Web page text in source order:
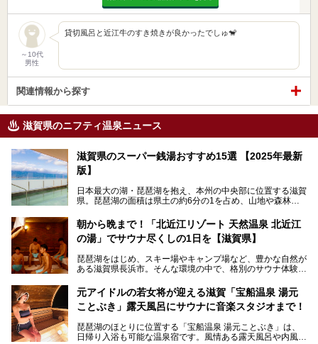
～10代
男性
貸切風呂と近江牛のすき焼きが良かったでしゅ🐒
関連情報から探す
滋賀県のニフティ温泉ニュース
滋賀県のスーパー銭湯おすすめ15選 【2025年最新
版】
日本最大の湖・琵琶湖を抱え、本州の中央部に位置する滋賀
県。琵琶湖の面積は県土の約6分の1を占め、山地や森林部
して栄え、県内には世界遺産の比叡山延暦寺、天守が国宝に
指定されている彦根城、国の特別史跡の安土城跡など、多数
の史跡があります。
琵琶湖の雄大な景色を眺めながら入れる施設もありますよ。
朝から晩まで！「北近江リゾート 天然温泉 北近江
の湯」でサウナ尽くしの1日を【滋賀県】
琵琶湖をはじめ、スキー場やキャンプ場など、豊かな自然が
ある滋賀県長浜市。そんな環境の中で、格別のサウナ体験を
今回は、「北近江リゾート 天然温泉 北近江の湯」で朝から
晩まで楽しめる過ごし方をご紹介！ サウナ設備やサウナド
違いなしですよ。
───
元アイドルの若女将が迎える滋賀「宝船温泉 湯元
ことぶき」露天風呂にサウナに音楽スタジオまで！
琵琶湖のほとりに位置する「宝船温泉 湯元ことぶき」は、
日帰り入浴も可能な温泉宿です。風情ある露天風呂や内風